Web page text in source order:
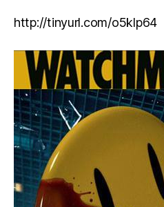
http://tinyurl.com/o5klp64